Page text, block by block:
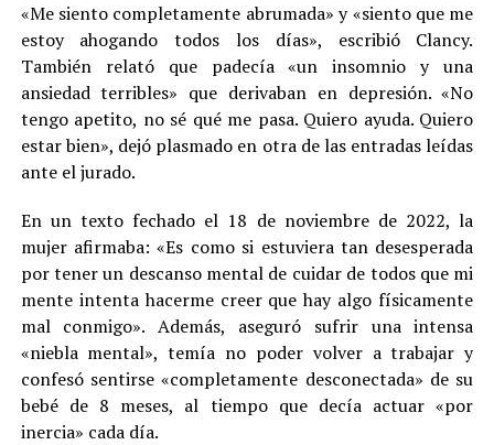
«Me siento completamente abrumada» y «siento que me
estoy ahogando todos los días», escribió Clancy.
También relató que padecía «un insomnio y una
ansiedad terribles» que derivaban en depresión. «No
tengo apetito, no sé qué me pasa. Quiero ayuda. Quiero
estar bien», dejó plasmado en otra de las entradas leídas
ante el jurado.
En un texto fechado el 18 de noviembre de 2022, la
mujer afirmaba: «Es como si estuviera tan desesperada
por tener un descanso mental de cuidar de todos que mi
mente intenta hacerme creer que hay algo físicamente
mal conmigo». Además, aseguró sufrir una intensa
«niebla mental», temía no poder volver a trabajar y
confesó sentirse «completamente desconectada» de su
bebé de 8 meses, al tiempo que decía actuar «por
inercia» cada día.